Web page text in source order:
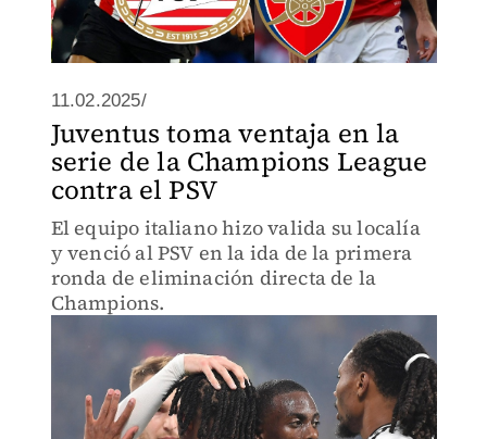
11.02.2025/
Juventus toma ventaja en la
serie de la Champions League
contra el PSV
El equipo italiano hizo valida su localía
y venció al PSV en la ida de la primera
ronda de eliminación directa de la
Champions.